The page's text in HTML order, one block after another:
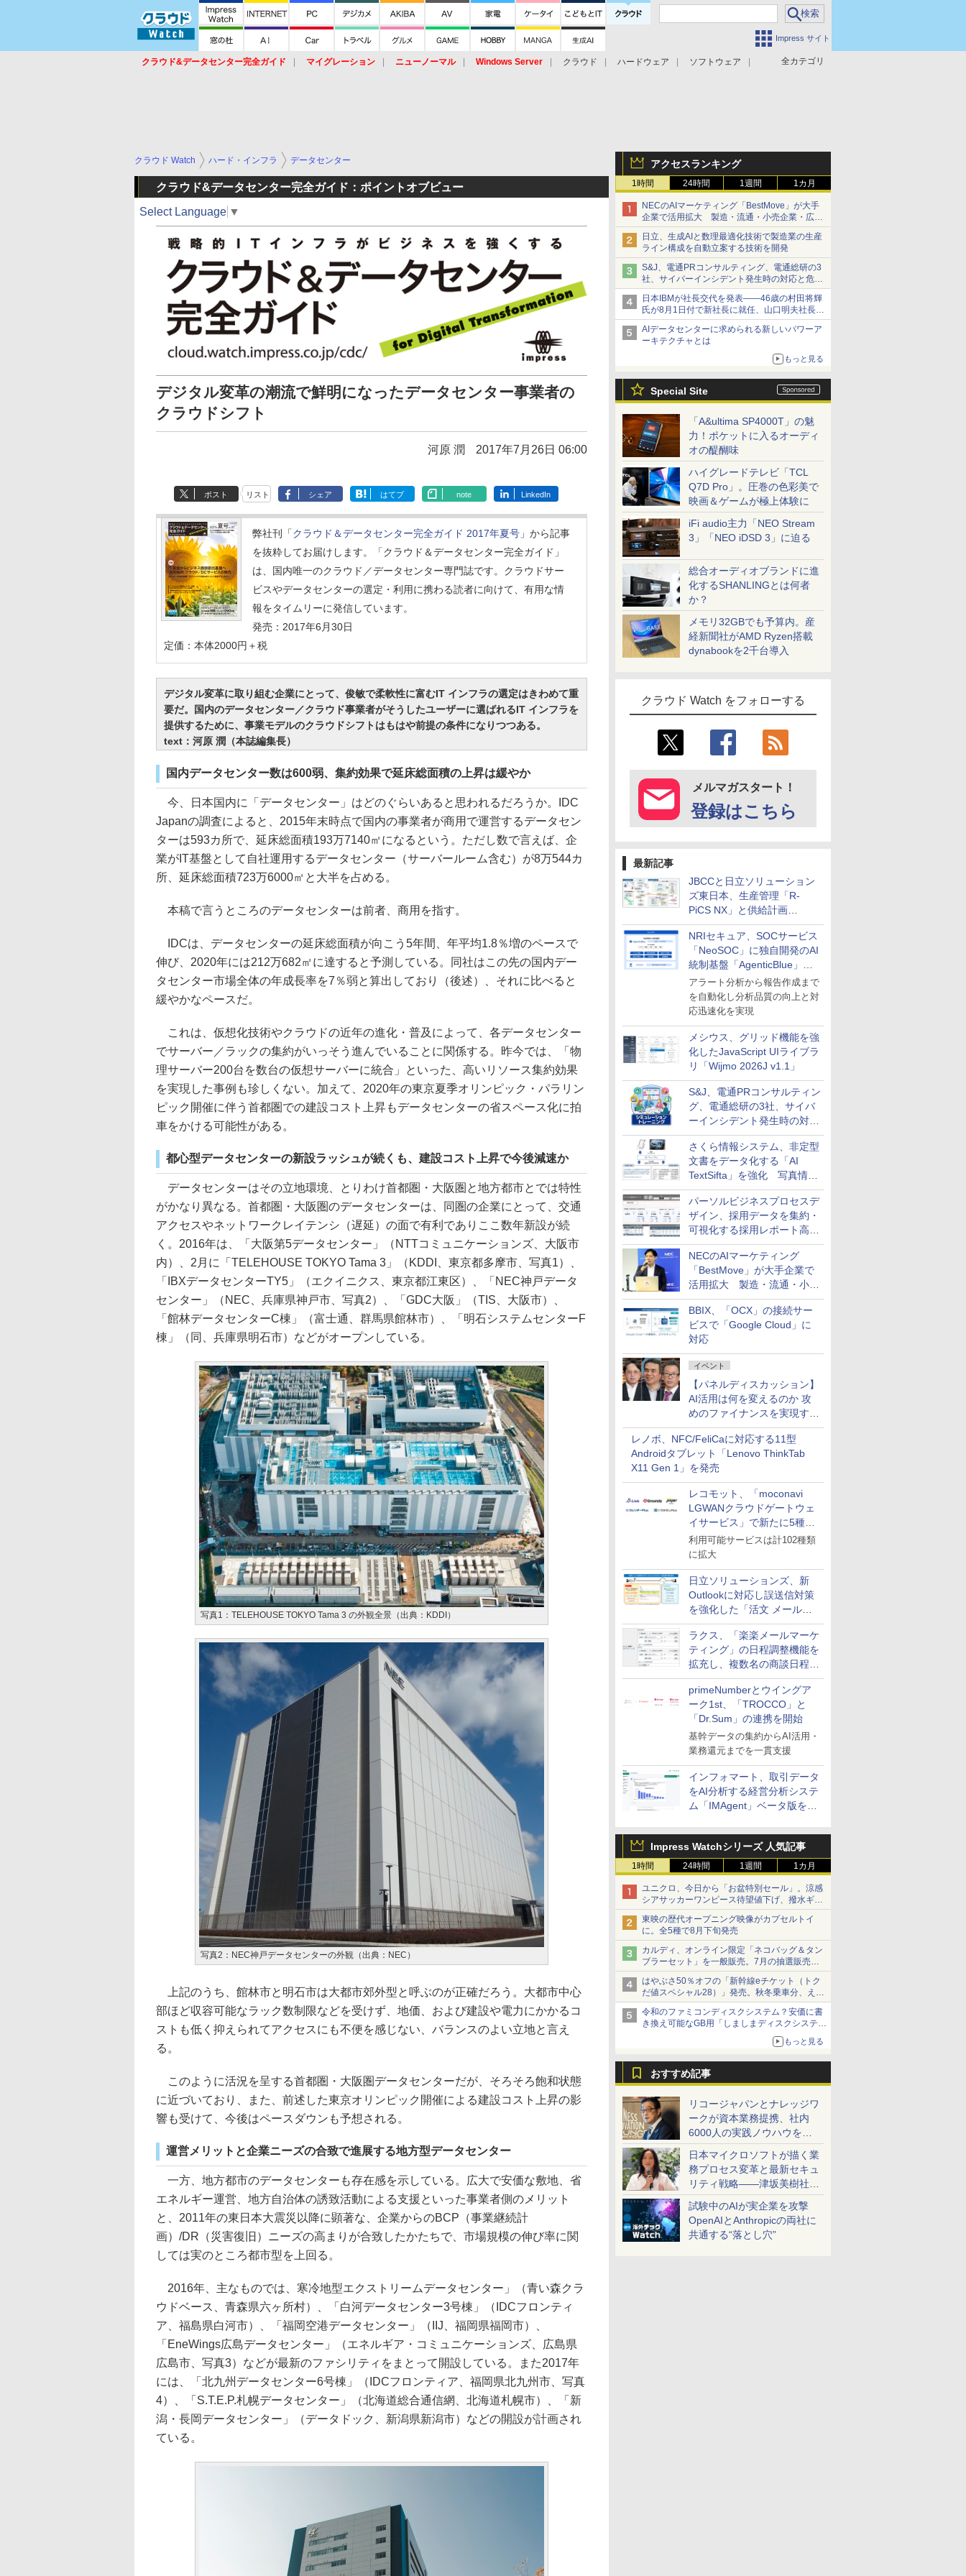
Impress サイト
全カテゴリ
クラウド&データセンター完全ガイド マイグレーション ニューノーマル Windows Server クラウド ハードウェア
ソフトウェア
アクセスランキング
1時間 24時間 1週間 1カ月
NECのAIマーケティング「BestMove」が大手
企業で活用拡大 製造・流通・小売企業・広告
代理店などが実装フェーズへ
日立、生成AIと数理最適化技術で製造業の生産
ライン構成を自動立案する技術を開発
S&J、電通PRコンサルティング、電通総研の3
社、サイバーインシデント発生時の対応と危機
管理広報を一体的に訓練するプログラムを提供
日本IBMが社長交代を発表――46歳の村田将輝
氏が8月1日付で新社長に就任、山口明夫社長は
会長へ
AIデータセンターに求められる新しいパワーア
ーキテクチャとは
もっと見る
Special Site
「A&ultima SP4000T」の魅
力！ポケットに入るオーディ
オの醍醐味
ハイグレードテレビ「TCL
Q7D Pro」。圧巻の色彩美で
映画＆ゲームが極上体験に
iFi audio主力「NEO Stream
3」「NEO iDSD 3」に迫る
総合オーディオブランドに進
化するSHANLINGとは何者
か？
メモリ32GBでも予算内。産
経新聞社がAMD Ryzen搭載
dynabookを2千台導入
クラウド Watch をフォローする
メルマガスタート！
登録はこちら
最新記事
JBCCと日立ソリューション
ズ東日本、生産管理「R-
PiCS NX」と供給計画
「scSQUARE ISP」の連携サ
ービスを提供開始
NRIセキュア、SOCサービス
「NeoSOC」に独自開発のAI
統制基盤「AgenticBlue」を
導入
アラート分析から報告作成まで
を自動化し分析品質の向上と対
応迅速化を実現
メシウス、グリッド機能を強
化したJavaScript UIライブラ
リ「Wijmo 2026J v1.1」
S&J、電通PRコンサルティン
グ、電通総研の3社、サイバ
ーインシデント発生時の対応
と危機管理広報を一体的に訓
練するプログラムを提供
さくら情報システム、非定型
文書をデータ化する「AI
TextSifta」を強化 写真情報
のデータ化などに対応
パーソルビジネスプロセスデ
ザイン、採用データを集約・
可視化する採用レポート高速
化サービスを提供
NECのAIマーケティング
「BestMove」が大手企業で
活用拡大 製造・流通・小売
企業・広告代理店などが実装
フェーズへ
BBIX、「OCX」の接続サー
ビスで「Google Cloud」に
対応
イベント
【パネルディスカッション】
AI活用は何を変えるのか 攻
めのファイナンスを実現する
業務設計とマインドセット変
革
レノボ、NFC/FeliCaに対応する11型
Androidタブレット「Lenovo ThinkTab
X11 Gen 1」を発売
レコモット、「moconavi
LGWANクラウドゲートウェ
イサービス」で新たに5種類
のサービスと連携開始
利用可能サービスは計102種類
に拡大
日立ソリューションズ、新
Outlookに対応し誤送信対策
を強化した「活文 メール誤
送信防止アドインサービス」
を提供
ラクス、「楽楽メールマーケ
ティング」の日程調整機能を
拡充し、複数名の商談日程調
整を効率化
primeNumberとウイングア
ーク1st、「TROCCO」と
「Dr.Sum」の連携を開始
基幹データの集約からAI活用・
業務還元までを一貫支援
インフォマート、取引データ
をAI分析する経営分析システ
ム「IMAgent」ベータ版を提
Impress Watchシリーズ 人気記事
1時間 24時間 1週間 1カ月
ユニクロ、今日から「お盆特別セール」。涼感
シアサッカーワンピース待望値下げ、撥水ギア
ショーツは1990円に
東映の歴代オープニング映像がカプセルトイ
に。全5種で8月下旬発売
カルディ、オンライン限定「ネコバッグ＆タン
ブラーセット」を一般販売。7月の抽選販売の
当選無効分
はやぶさ50％オフの「新幹線eチケット（トク
だ値スペシャル28）」発売。秋冬乗車分、えき
ねっと限定
令和のファミコンディスクシステム？安価に書
き換え可能なGB用「しましまディスクシステ
もっと見る
おすすめ記事
リコージャパンとナレッジワ
ークが資本業務提携、社内
6000人の実践ノウハウを生
かした「AI商談記録 for
RICOH」を展開へ
日本マイクロソフトが描く業
務プロセス変革と最新セキュ
リティ戦略――津坂美樹社長
が2027年度戦略を説明
試験中のAIが実企業を攻撃
OpenAIとAnthropicの両社に
共通する“落とし穴”
クラウド Watch ハード・インフラ データセンター
クラウド&データセンター完全ガイド：ポイントオブビュー
Select Language ▼
デジタル変革の潮流で鮮明になったデータセンター事業者の
クラウドシフト
河原 潤 2017年7月26日 06:00
ポスト リスト シェア はてブ note LinkedIn
弊社刊「クラウド＆データセンター完全ガイド 2017年夏号 」から記事
を抜粋してお届けします。「クラウド＆データセンター完全ガイド」
は、国内唯一のクラウド／データセンター専門誌です。クラウドサー
ビスやデータセンターの選定・利用に携わる読者に向けて、有用な情
報をタイムリーに発信しています。
発売：2017年6月30日
定価：本体2000円＋税
デジタル変革に取り組む企業にとって、俊敏で柔軟性に富むIT インフラの選定はきわめて重
要だ。国内のデータセンター／クラウド事業者がそうしたユーザーに選ばれるIT インフラを
提供するために、事業モデルのクラウドシフトはもはや前提の条件になりつつある。
text：河原 潤（本誌編集長）
国内データセンター数は600弱、集約効果で延床総面積の上昇は緩やか
今、日本国内に「データセンター」はどのぐらいあると思われるだろうか。IDC
Japanの調査によると、2015年末時点で国内の事業者が商用で運営するデータセン
ターは593カ所で、延床総面積193万7140㎡になるという。ただし数で言えば、企
業がIT基盤として自社運用するデータセンター（サーバールーム含む）が8万544カ
所、延床総面積723万6000㎡と大半を占める。
本稿で言うところのデータセンターは前者、商用を指す。
IDCは、データセンターの延床総面積が向こう5年間、年平均1.8％増のペースで
伸び、2020年には212万682㎡に達すると予測している。同社はこの先の国内デー
タセンター市場全体の年成長率を7％弱と算出しており（後述）、それに比べると
緩やかなペースだ。
これは、仮想化技術やクラウドの近年の進化・普及によって、各データセンター
でサーバー／ラックの集約がいっそう進んでいることに関係する。昨今では、「物
理サーバー200台を数台の仮想サーバーに統合」といった、高いリソース集約効果
を実現した事例も珍しくない。加えて、2020年の東京夏季オリンピック・パラリン
ピック開催に伴う首都圏での建設コスト上昇もデータセンターの省スペース化に拍
車をかける可能性がある。
都心型データセンターの新設ラッシュが続くも、建設コスト上昇で今後減速か
データセンターはその立地環境、とりわけ首都圏・大阪圏と地方都市とでは特性
がかなり異なる。首都圏・大阪圏のデータセンターは、同圏の企業にとって、交通
アクセスやネットワークレイテンシ（遅延）の面で有利でありここ数年新設が続
く。2016年は、「大阪第5データセンター」（NTTコミュニケーションズ、大阪市
内）、2月に「TELEHOUSE TOKYO Tama 3」（KDDI、東京都多摩市、写真1）、
「IBXデータセンターTY5」（エクイニクス、東京都江東区）、「NEC神戸データ
センター」（NEC、兵庫県神戸市、写真2）、「GDC大阪」（TIS、大阪市）、
「館林データセンターC棟」（富士通、群馬県館林市）、「明石システムセンターF
棟」（同、兵庫県明石市）などがオープンしている。
写真1：TELEHOUSE TOKYO Tama 3 の外観全景（出典：KDDI）
写真2：NEC神戸データセンターの外観（出典：NEC）
上記のうち、館林市と明石市は大都市郊外型と呼ぶのが正確だろう。大都市中心
部ほど収容可能なラック数制限などを受けず、地価、および建設や電力にかかるコ
ストも低く抑えられてアクセスにも不便を感じない、バランスのよい立地と言え
る。
このように活況を呈する首都圏・大阪圏データセンターだが、そろそろ飽和状態
に近づいており、また、前述した東京オリンピック開催による建設コスト上昇の影
響も受けて、今後はペースダウンも予想される。
運営メリットと企業ニーズの合致で進展する地方型データセンター
一方、地方都市のデータセンターも存在感を示している。広大で安価な敷地、省
エネルギー運営、地方自治体の誘致活動による支援といった事業者側のメリット
と、2011年の東日本大震災以降に顕著な、企業からのBCP（事業継続計
画）/DR（災害復旧）ニーズの高まりが合致したかたちで、市場規模の伸び率に関
しては実のところ都市型を上回る。
2016年、主なものでは、寒冷地型エクストリームデータセンター」（青い森クラ
ウドベース、青森県六ヶ所村）、「白河データセンター3号棟」（IDCフロンティ
ア、福島県白河市）、「福岡空港データセンター」（IIJ、福岡県福岡市）、
「EneWings広島データセンター」（エネルギア・コミュニケーションズ、広島県
広島市、写真3）などが最新のファシリティをまとって開設している。また2017年
には、「北九州データセンター6号棟」（IDCフロンティア、福岡県北九州市、写真
4）、「S.T.E.P.札幌データセンター」（北海道総合通信網、北海道札幌市）、「新
潟・長岡データセンター」（データドック、新潟県新潟市）などの開設が計画され
ている。